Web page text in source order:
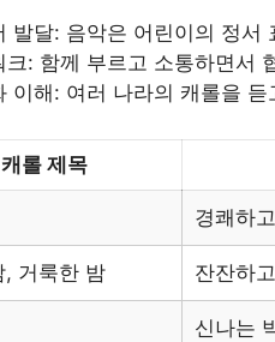
발달: 음악은 어린이의 정서
크: 함께 부르고 소통하면서
이해: 여러 나라의 캐롤을
캐롤 제목
경쾌하
, 거룩한 밤 잔잔하
신나는